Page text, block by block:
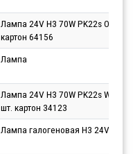
Лампа 24V H3 70W PK22s OSRAM
картон 64156
Лампа
Лампа 24V H3 70W PK22s
шт. картон 34123
Лампа галогеновая H3 24V